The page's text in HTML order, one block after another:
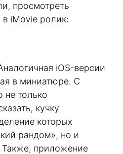
просмотреть
iMovie ролик:
iOS-версии
в миниатюре. С
только
кучку
которых
рандом», но и
Также, приложение